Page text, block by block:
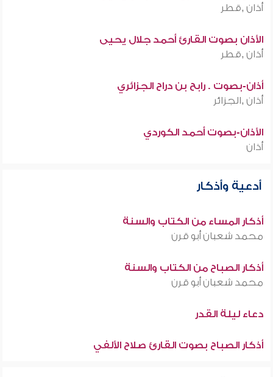
أذان ,قطر
الأذان بصوت القارئ أحمد جلال يحيى
أذان ,قطر
أذان-بصوت . رابح بن دراح الجزائري
أذان ,الجزائر
الأذان-بصوت أحمد الكوردي
أذان
أدعية وأذكار
أذكار المساء من الكتاب والسنة
محمد شعبان أبو قرن
أذكار الصباح من الكتاب والسنة
محمد شعبان أبو قرن
دعاء ليلة القدر
أذكار الصباح بصوت القارئ صلاح الألفي